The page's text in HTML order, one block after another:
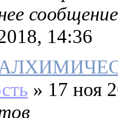
сообщение
14:36
» 17 ноя